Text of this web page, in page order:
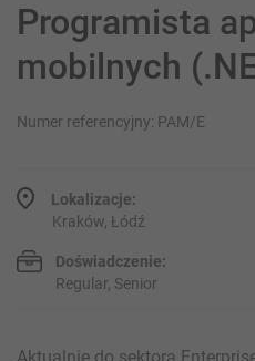
Programista
mobilnych
Numer referencyjny: PAM/E
Lokalizacje:
Kraków, Łódź
Doświadczenie:
Regular, Senior